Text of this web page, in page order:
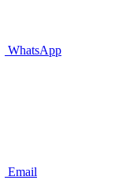
WhatsApp
Email